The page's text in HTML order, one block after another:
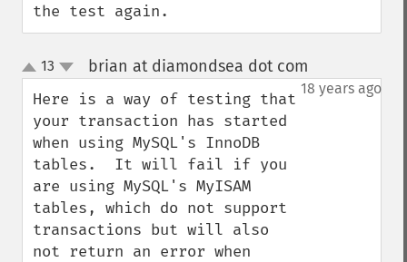
the test again.
up
down
13 brian at diamondsea dot com
18 years ago
Here is a way of testing that
your transaction has started
when using MySQL's InnoDB
tables.  It will fail if you
are using MySQL's MyISAM
tables, which do not support
transactions but will also
not return an error when